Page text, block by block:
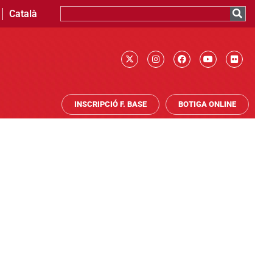
Català
INSCRIPCIÓ F. BASE BOTIGA ONLINE